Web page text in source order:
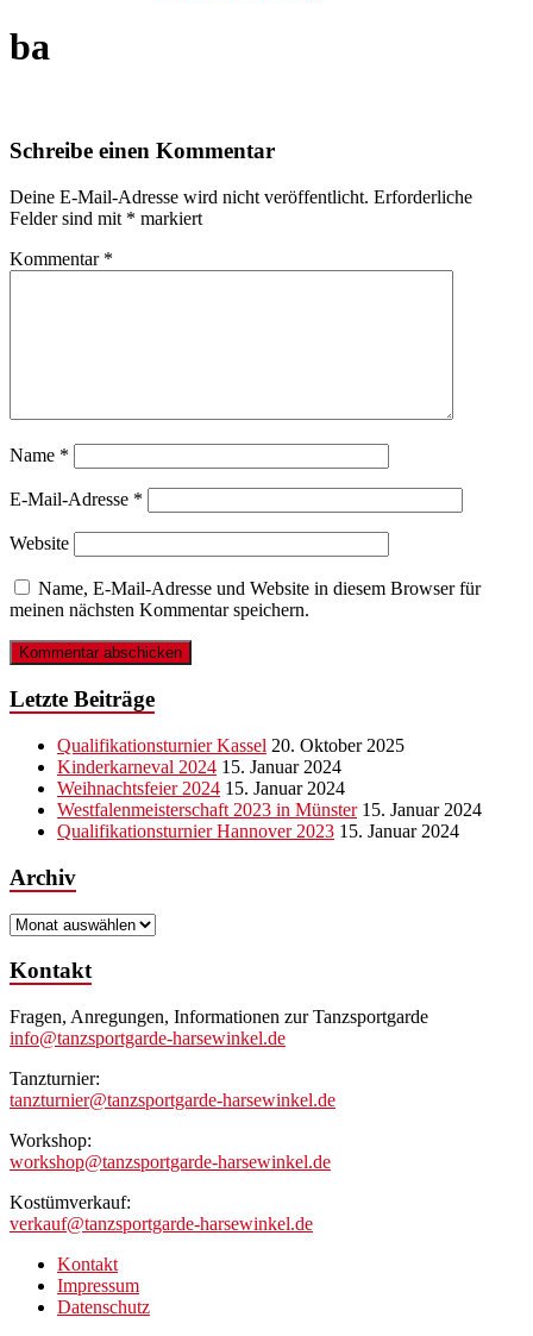
ba
Schreibe einen Kommentar
Deine E-Mail-Adresse wird nicht veröffentlicht. Erforderliche
Felder sind mit * markiert
Kommentar *
Name *
E-Mail-Adresse *
Website
Name, E-Mail-Adresse und Website in diesem Browser für
meinen nächsten Kommentar speichern.
Letzte Beiträge
Qualifikationsturnier Kassel 20. Oktober 2025
Kinderkarneval 2024 15. Januar 2024
Weihnachtsfeier 2024 15. Januar 2024
Westfalenmeisterschaft 2023 in Münster 15. Januar 2024
Qualifikationsturnier Hannover 2023 15. Januar 2024
Archiv
Archiv
Kontakt
Fragen, Anregungen, Informationen zur Tanzsportgarde
info@tanzsportgarde-harsewinkel.de
Tanzturnier:
tanzturnier@tanzsportgarde-harsewinkel.de
Workshop:
workshop@tanzsportgarde-harsewinkel.de
Kostümverkauf:
verkauf@tanzsportgarde-harsewinkel.de
Kontakt
Impressum
Datenschutz